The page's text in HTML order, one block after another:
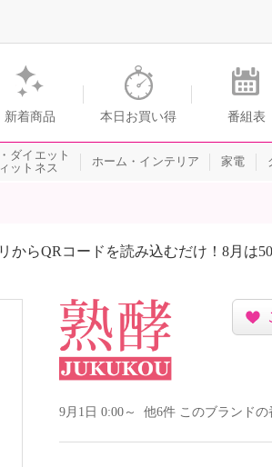
ョップチャンネル
新着商品 本日お買い得 番組表
ダイエット
ットネス
ホーム・インテリア 家電
からQRコードを読み込むだけ！8月は
9月1日 0:00～ 他6件 このブランド